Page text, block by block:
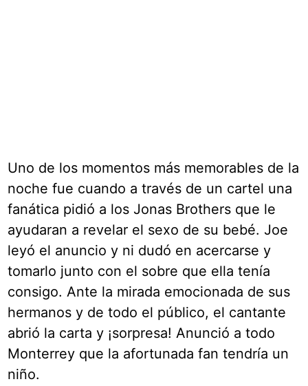
Uno de los momentos más memorables de la
noche fue cuando a través de un cartel una
fanática pidió a los Jonas Brothers que le
ayudaran a revelar el sexo de su bebé. Joe
leyó el anuncio y ni dudó en acercarse y
tomarlo junto con el sobre que ella tenía
consigo. Ante la mirada emocionada de sus
hermanos y de todo el público, el cantante
abrió la carta y ¡sorpresa! Anunció a todo
Monterrey que la afortunada fan tendría un
niño.